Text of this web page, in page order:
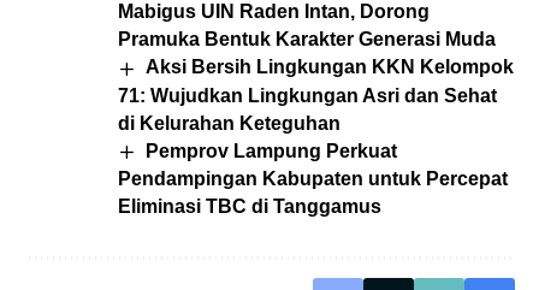
Mabigus UIN Raden Intan, Dorong
Pramuka Bentuk Karakter Generasi Muda
Aksi Bersih Lingkungan KKN Kelompok
71: Wujudkan Lingkungan Asri dan Sehat
di Kelurahan Keteguhan
Pemprov Lampung Perkuat
Pendampingan Kabupaten untuk Percepat
Eliminasi TBC di Tanggamus